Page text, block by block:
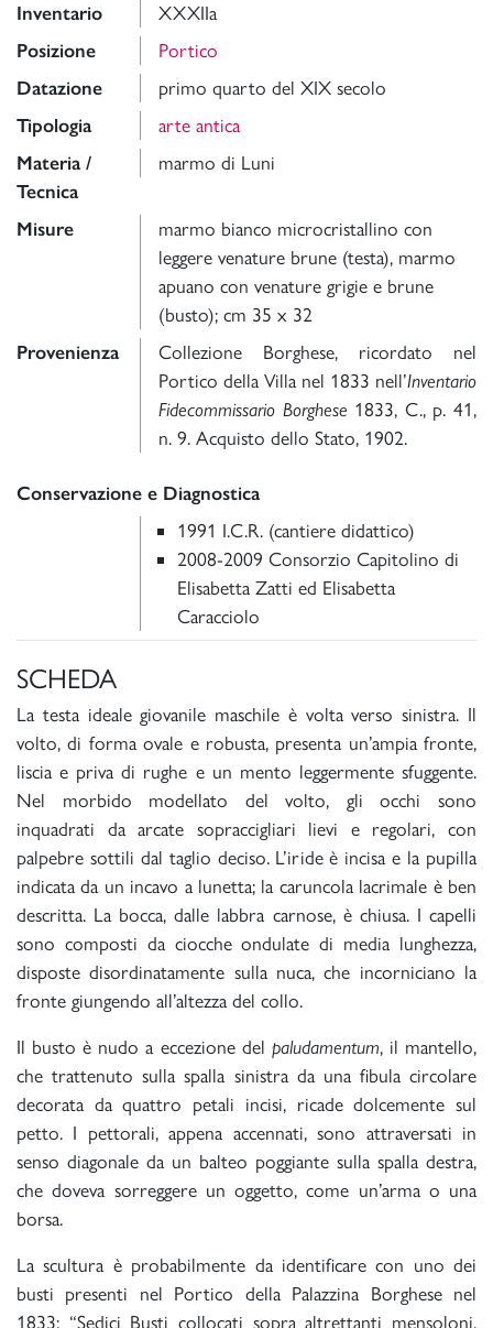
Inventario XXXIIa
Posizione Portico
Datazione primo quarto del XIX secolo
Tipologia arte antica
Materia /
Tecnica
marmo di Luni
Misure
marmo bianco microcristallino con
leggere venature brune (testa), marmo
apuano con venature grigie e brune
(busto); cm 35 x 32
Provenienza
Collezione Borghese, ricordato nel
Portico della Villa nel 1833 nell’Inventario
Fidecommissario Borghese 1833, C., p. 41,
n. 9. Acquisto dello Stato, 1902.
Conservazione e Diagnostica
1991 I.C.R. (cantiere didattico)
2008-2009 Consorzio Capitolino di
Elisabetta Zatti ed Elisabetta
Caracciolo
SCHEDA
La testa ideale giovanile maschile è volta verso sinistra. Il
volto, di forma ovale e robusta, presenta un’ampia fronte,
liscia e priva di rughe e un mento leggermente sfuggente.
Nel morbido modellato del volto, gli occhi sono
inquadrati da arcate sopraccigliari lievi e regolari, con
palpebre sottili dal taglio deciso. L’iride è incisa e la pupilla
indicata da un incavo a lunetta; la caruncola lacrimale è ben
descritta. La bocca, dalle labbra carnose, è chiusa. I capelli
sono composti da ciocche ondulate di media lunghezza,
disposte disordinatamente sulla nuca, che incorniciano la
fronte giungendo all’altezza del collo.
Il busto è nudo a eccezione del paludamentum, il mantello,
che trattenuto sulla spalla sinistra da una fibula circolare
decorata da quattro petali incisi, ricade dolcemente sul
petto. I pettorali, appena accennati, sono attraversati in
senso diagonale da un balteo poggiante sulla spalla destra,
che doveva sorreggere un oggetto, come un’arma o una
borsa.
La scultura è probabilmente da identificare con uno dei
busti presenti nel Portico della Palazzina Borghese nel
1833: “Sedici Busti collocati sopra altrettanti mensoloni,